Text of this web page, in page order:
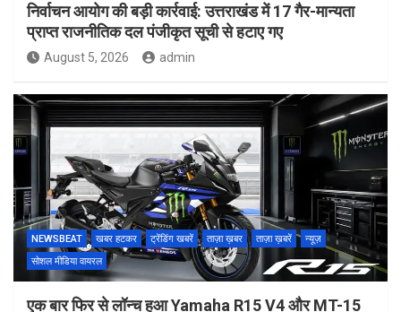
निर्वाचन आयोग की बड़ी कार्रवाई: उत्तराखंड में 17 गैर-मान्यता
प्राप्त राजनीतिक दल पंजीकृत सूची से हटाए गए
August 5, 2026 admin
NEWSBEAT खबर हटकर ट्रेंडिंग खबरें ताज़ा ख़बर ताज़ा ख़बरें
न्यूज़
सोशल मीडिया वायरल
एक बार फिर से लॉन्च हुआ Yamaha R15 V4 और MT-15